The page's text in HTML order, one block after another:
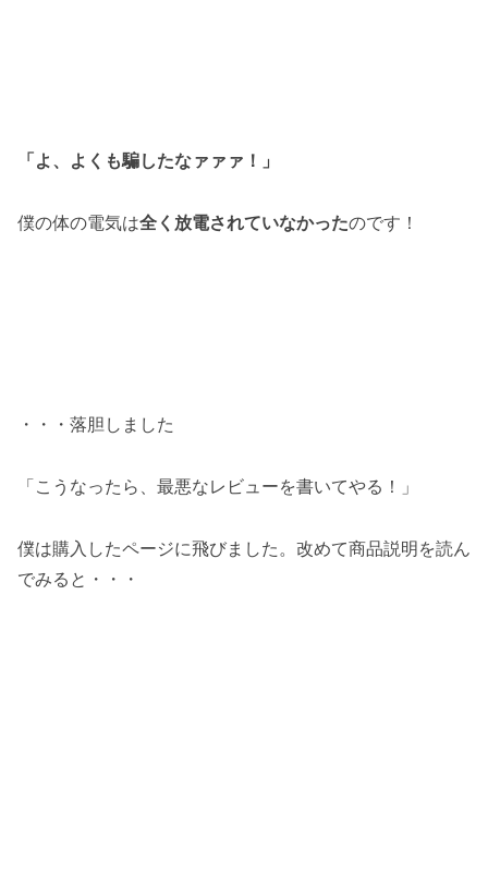
「よ、よくも騙したなァァァ！」
僕の体の電気は全く放電されていなかったのです！
・・・落胆しました
「こうなったら、最悪なレビューを書いてやる！」
僕は購入したページに飛びました。改めて商品説明を読ん
でみると・・・